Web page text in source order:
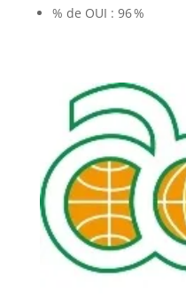
% de OUI : 96 %